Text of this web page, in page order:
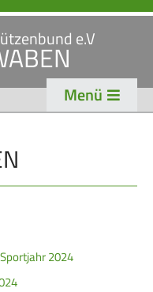
e.V
Menü
2024